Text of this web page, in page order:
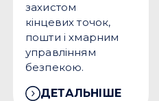
захистом
кінцевих точок,
пошти і хмарним
управлінням
безпекою.
ДЕТАЛЬНІШЕ